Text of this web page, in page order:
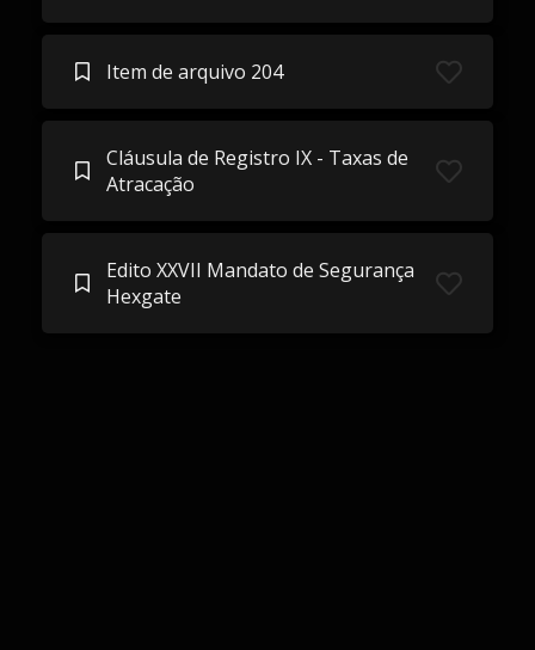
Item de arquivo 204
Cláusula de Registro IX - Taxas de
Atracação
Edito XXVII Mandato de Segurança
Hexgate